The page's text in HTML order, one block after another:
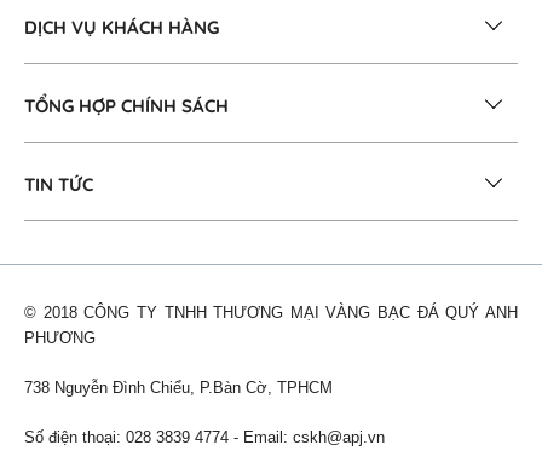
DỊCH VỤ KHÁCH HÀNG
TỔNG HỢP CHÍNH SÁCH
TIN TỨC
© 2018 CÔNG TY TNHH THƯƠNG MẠI VÀNG BẠC ĐÁ QUÝ ANH
PHƯƠNG
738 Nguyễn Đình Chiểu, P.Bàn Cờ, TPHCM
Số điện thoại: 028 3839 4774 - Email: cskh@apj.vn